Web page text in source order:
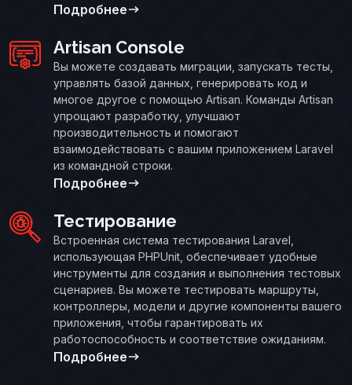
Подробнее
Artisan Console
Вы можете создавать миграции, запускать тесты,
управлять базой данных, генерировать код и
многое другое с помощью Artisan. Команды Artisan
упрощают разработку, улучшают
производительность и помогают
взаимодействовать с вашим приложением Laravel
из командной строки.
Подробнее
Тестирование
Встроенная система тестирования Laravel,
использующая PHPUnit, обеспечивает удобные
инструменты для создания и выполнения тестовых
сценариев. Вы можете тестировать маршруты,
контроллеры, модели и другие компоненты вашего
приложения, чтобы гарантировать их
работоспособность и соответствие ожиданиям.
Подробнее